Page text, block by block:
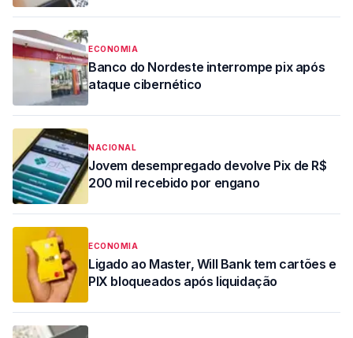
ECONOMIA
Banco do Nordeste interrompe pix após
ataque cibernético
NACIONAL
Jovem desempregado devolve Pix de R$
200 mil recebido por engano
ECONOMIA
Ligado ao Master, Will Bank tem cartões e
PIX bloqueados após liquidação